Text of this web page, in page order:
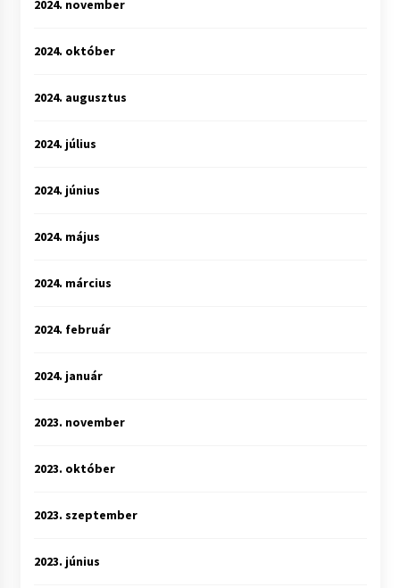
2024. november
2024. október
2024. augusztus
2024. július
2024. június
2024. május
2024. március
2024. február
2024. január
2023. november
2023. október
2023. szeptember
2023. június